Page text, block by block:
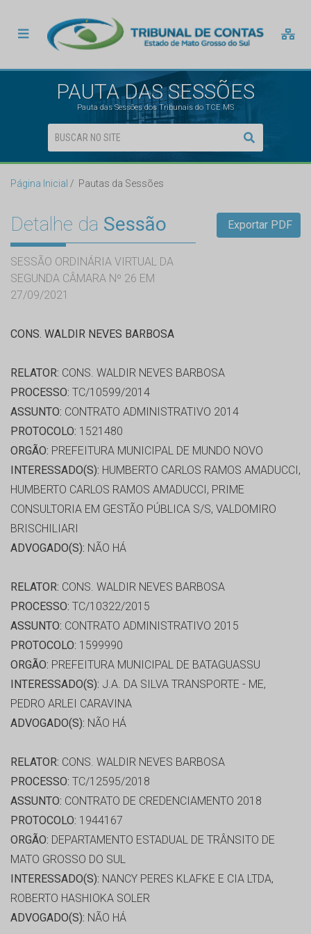
PAUTA DAS SESSÕES
Pauta das Sessões dos Tribunais do TCE MS
Página Inicial Pautas da Sessões
Detalhe da Sessão
SESSÃO ORDINÁRIA VIRTUAL DA
SEGUNDA CÂMARA Nº 26 EM
27/09/2021
Exportar PDF
CONS. WALDIR NEVES BARBOSA
RELATOR: CONS. WALDIR NEVES BARBOSA
PROCESSO: TC/10599/2014
ASSUNTO: CONTRATO ADMINISTRATIVO 2014
PROTOCOLO: 1521480
ORGÃO: PREFEITURA MUNICIPAL DE MUNDO NOVO
INTERESSADO(S): HUMBERTO CARLOS RAMOS AMADUCCI,
HUMBERTO CARLOS RAMOS AMADUCCI, PRIME
CONSULTORIA EM GESTÃO PÚBLICA S/S, VALDOMIRO
BRISCHILIARI
ADVOGADO(S): NÃO HÁ
RELATOR: CONS. WALDIR NEVES BARBOSA
PROCESSO: TC/10322/2015
ASSUNTO: CONTRATO ADMINISTRATIVO 2015
PROTOCOLO: 1599990
ORGÃO: PREFEITURA MUNICIPAL DE BATAGUASSU
INTERESSADO(S): J.A. DA SILVA TRANSPORTE - ME,
PEDRO ARLEI CARAVINA
ADVOGADO(S): NÃO HÁ
RELATOR: CONS. WALDIR NEVES BARBOSA
PROCESSO: TC/12595/2018
ASSUNTO: CONTRATO DE CREDENCIAMENTO 2018
PROTOCOLO: 1944167
ORGÃO: DEPARTAMENTO ESTADUAL DE TRÂNSITO DE
MATO GROSSO DO SUL
INTERESSADO(S): NANCY PERES KLAFKE E CIA LTDA,
ROBERTO HASHIOKA SOLER
ADVOGADO(S): NÃO HÁ